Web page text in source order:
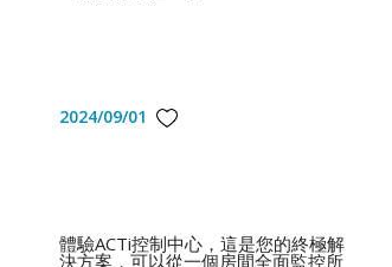
2024/09/01
體驗ACTi控制中心，這是您的終極解
決方案，可以從一個房間全面監控所